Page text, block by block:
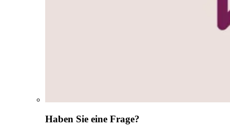
Haben Sie eine Frage?